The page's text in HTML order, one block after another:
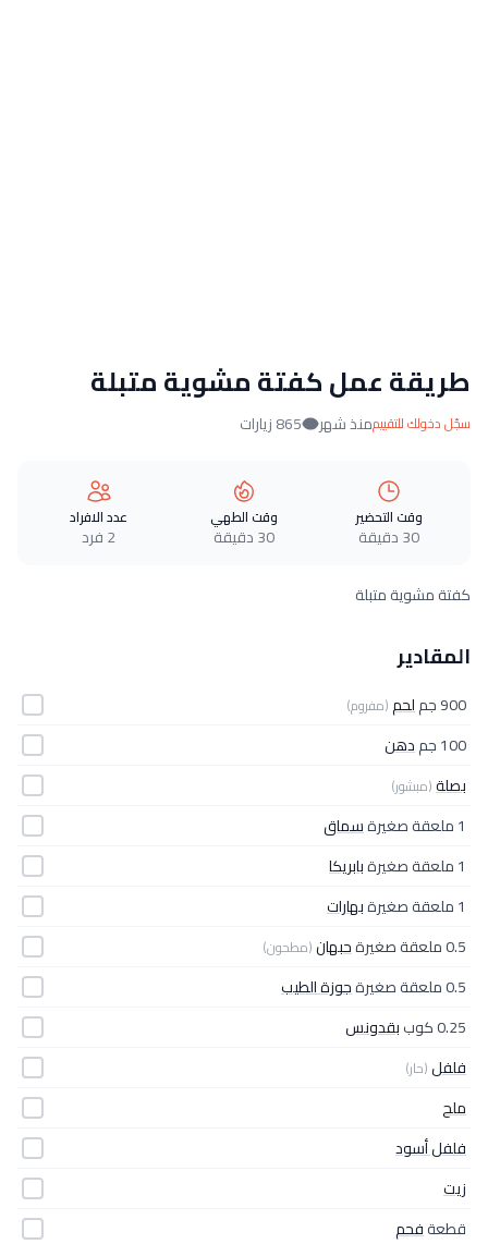
طريقة عمل كفتة مشوية متبلة
سجّل دخولك للتقييممنذ شهر 865 زيارات
وقت التحضير
30 دقيقة
وقت الطهي
30 دقيقة
عدد الافراد
2 فرد
كفتة مشوية متبلة
المقادير
900 جم لحم(مفروم)
100 جم
دهن
بصلة(مبشور)
1 ملعقة صغيرة
سماق
1 ملعقة صغيرة
بابريكا
1 ملعقة صغيرة
بهارات
0.5 ملعقة صغيرة
حبهان(مطحون)
0.5 ملعقة صغيرة
جوزة الطيب
0.25 كوب
بقدونس
فلفل(حار)
ملح
فلفل أسود
زيت
قطعةفحم